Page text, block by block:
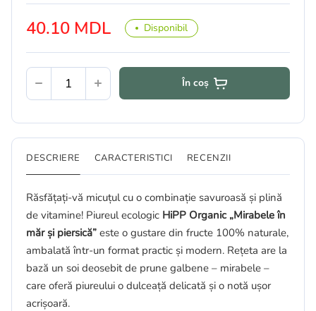
40.10 MDL Disponibil
În coș
DESCRIERE CARACTERISTICI RECENZII
Răsfățați-vă micuțul cu o combinație savuroasă și plină
de vitamine! Piureul ecologic HiPP Organic „Mirabele în
măr și piersică” este o gustare din fructe 100% naturale,
ambalată într-un format practic și modern. Rețeta are la
bază un soi deosebit de prune galbene – mirabele –
care oferă piureului o dulceață delicată și o notă ușor
acrișoară.